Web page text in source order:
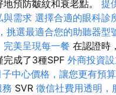
預防皺紋和衰老點。 提
與需求 選擇合適的眼科診
挑選最適合您的助聽器型
完美呈現每一餐 在認證時
完成了3種SPF 外商投資
中心價格，讓您更有預
SVR 徵信社費用透明，